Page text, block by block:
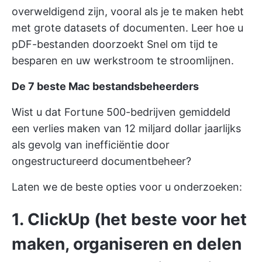
overweldigend zijn, vooral als je te maken hebt
met grote datasets of documenten. Leer hoe u
pDF-bestanden doorzoekt Snel om tijd te
besparen en uw werkstroom te stroomlijnen.
De 7 beste Mac bestandsbeheerders
Wist u dat Fortune 500-bedrijven gemiddeld
een verlies maken van 12 miljard dollar jaarlijks
als gevolg van inefficiëntie door
ongestructureerd documentbeheer?
Laten we de beste opties voor u onderzoeken:
1. ClickUp (het beste voor het
maken, organiseren en delen